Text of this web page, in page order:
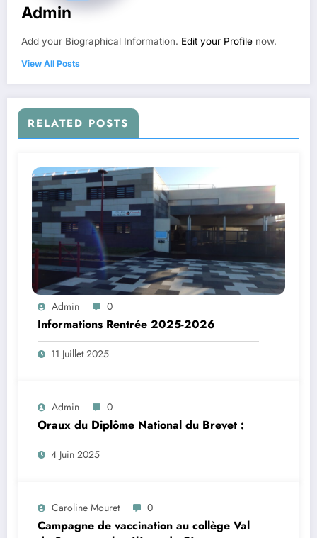
Admin
Add your Biographical Information. Edit your Profile now.
View All Posts
RELATED POSTS
Admin 0
Informations Rentrée 2025-2026
11 Juillet 2025
Admin 0
Oraux du Diplôme National du Brevet :
4 Juin 2025
Caroline Mouret 0
Campagne de vaccination au collège Val